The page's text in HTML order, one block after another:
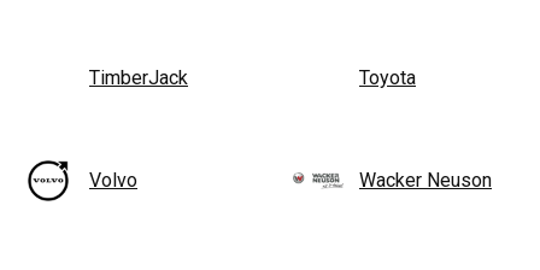
TimberJack Toyota
Volvo Wacker Neuson